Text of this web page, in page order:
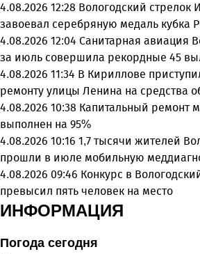
4.08.2026 12:28 Вологодский стрелок
завоевал серебряную медаль кубка
4.08.2026 12:04 Санитарная авиация
за июль совершила рекордные 45
4.08.2026 11:34 В Кириллове
ремонту улицы Ленина на средства
4.08.2026 10:38 Капитальный ремонт
выполнен на 95%
4.08.2026 10:16 1,7 тысячи жителей
прошли в июле мобильную
4.08.2026 09:46 Конкурс в
превысил пять человек на место
ИНФОРМАЦИЯ
Погода сегодня